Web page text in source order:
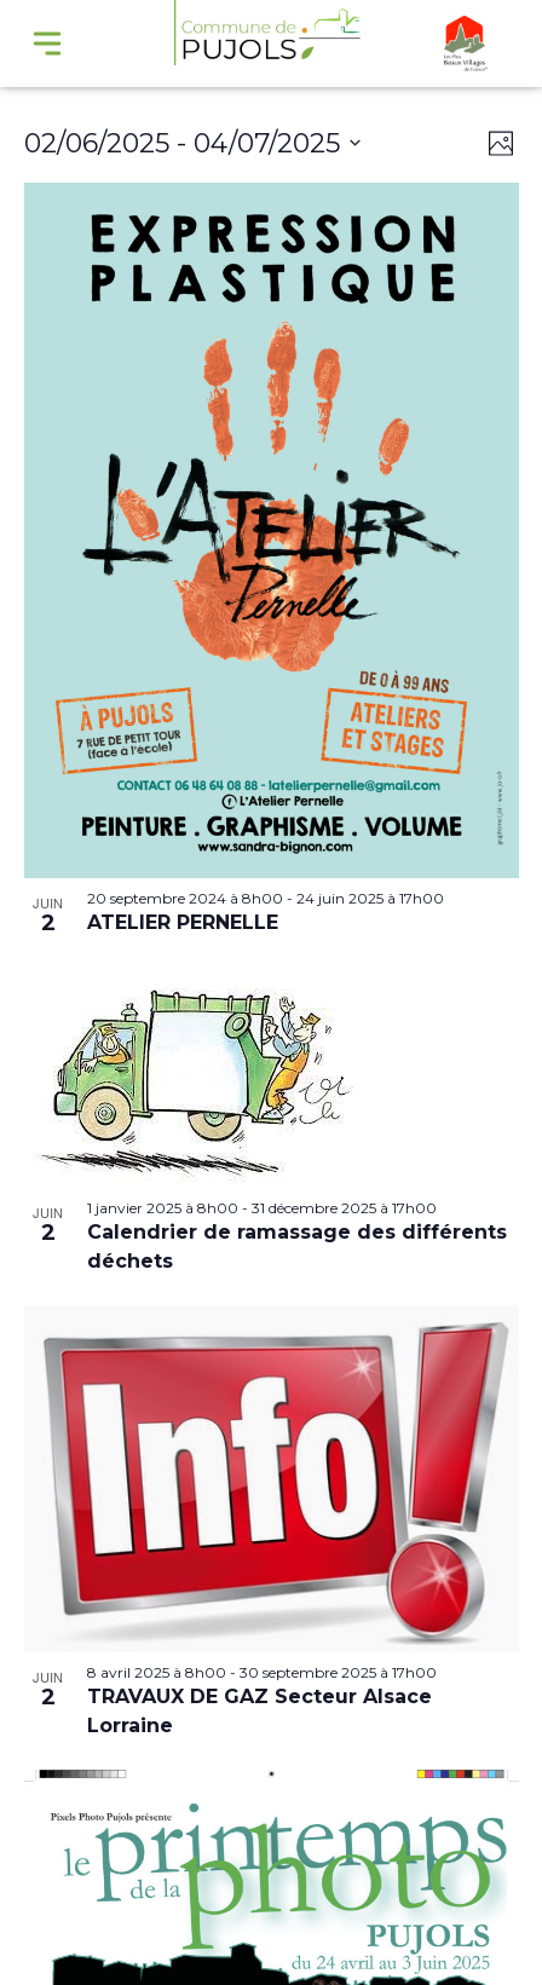
02/06/2025 - 04/07/2025
Select
JUIN
2
20 septembre 2024 à 8h00 - 24 juin 2025 à 17h00
ATELIER PERNELLE
JUIN
2
1 janvier 2025 à 8h00 - 31 décembre 2025 à 17h00
Calendrier de ramassage des différents
déchets
JUIN
2
8 avril 2025 à 8h00 - 30 septembre 2025 à 17h00
TRAVAUX DE GAZ Secteur Alsace
Lorraine